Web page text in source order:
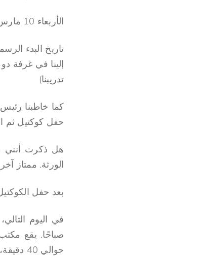
الأربعاء 10 مارس.
تاريخ البدء
إلينا في غرفة
تدريبنا)
حفل كوكتيل ثم
هل ذكرت أنني
الورثة. ممتاز
بعد حفل
صباحًا. يقع